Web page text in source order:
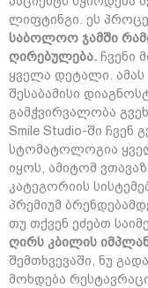
ლიფტინგი. ეს
საბოლოო ჯამში
ღირებულება. ჩვენი
ყველა დეტალი.
შესაბამისი
გამჭვირვალობა
Smile Studio-ში ჩვენ
სტომატოლოგია
იყოს, ამიტომ
კატეგორიის
პრემიუმ
თუ თქვენ ეძებთ
ღირს კბილის
შემთხვევაში, ნუ
მოხდება